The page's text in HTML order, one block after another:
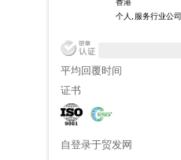
香港
个人, 服务行业公司
平均回覆时间
证书
自登录于贸发网